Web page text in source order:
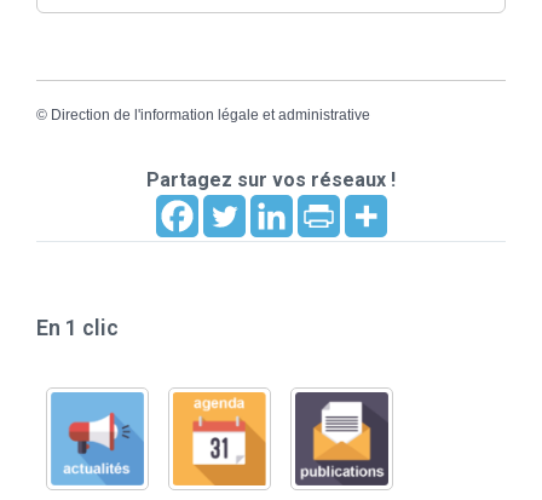
© Direction de l'information légale et administrative
Partagez sur vos réseaux !
En 1 clic